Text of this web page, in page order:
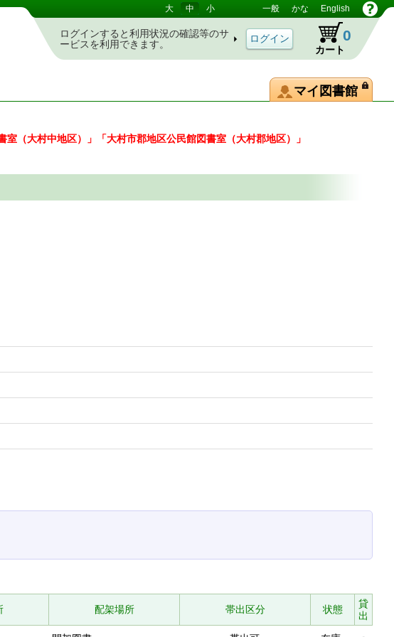
大 中 小 一般 かな English
ログインすると利用状況の確認等のサ
ービスを利用できます。
カート
0
マイ図書館
（大村中地区）」「大村市郡地区公民館図書室（大村郡地区）」
配架場所 帯出区分 状態
貸
出